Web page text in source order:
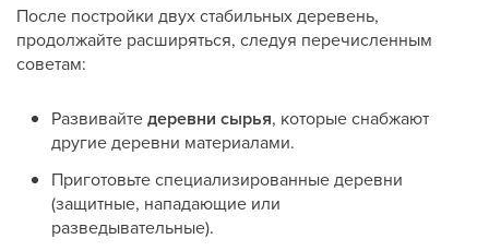
После постройки двух стабильных деревень,
продолжайте расширяться, следуя перечисленным
советам:
Развивайтедеревни сырья, которые снабжают
другие деревни материалами.
Приготовьте специализированные деревни
(защитные, нападающие или
разведывательные).